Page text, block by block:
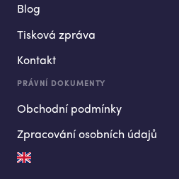
Blog
Tisková zpráva
Kontakt
PRÁVNÍ DOKUMENTY
Obchodní podmínky
Zpracování osobních údajů